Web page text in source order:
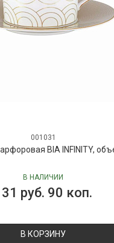
001031
BIA INFINITY,
В НАЛИЧИИ
руб. 90 коп.
В КОРЗИНУ